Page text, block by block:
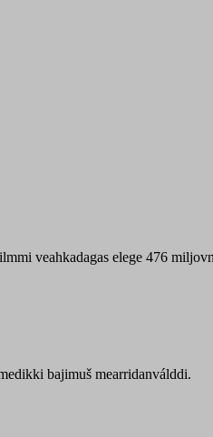
veahkadagas elege 476
bajimuš mearridanválddi.